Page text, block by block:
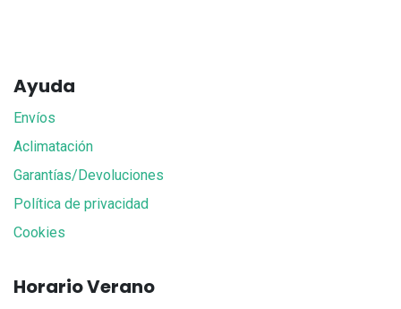
Ayuda
Envíos
Aclimatación
Garantías/Devoluciones
Política de privacidad
Cookies
Horario Verano